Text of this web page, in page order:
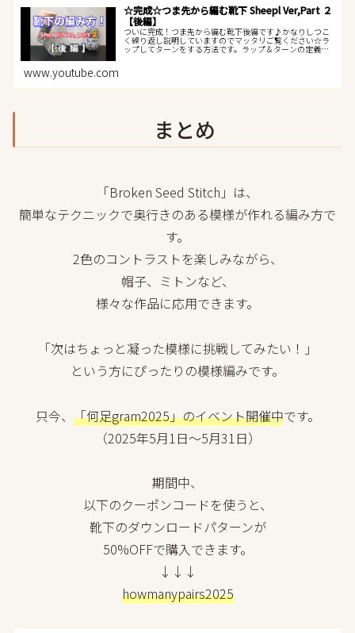
☆完成☆つま先から編む靴下 Sheepl Ver,Part ２
【後編】
ついに完成！つま先から編む靴下後編です♪かなりしつこ
く繰り返し説明していますのでマッタリご覧ください☆ラ
ップしてターンをする方法です。ラップ＆ターンの定義が
www.youtube.com
まとめ
「Broken Seed Stitch」は、
簡単なテクニックで奥行きのある模様が作れる編み方で
す。
2色のコントラストを楽しみながら、
帽子、ミトンなど、
様々な作品に応用できます。
「次はちょっと凝った模様に挑戦してみたい！」
という方にぴったりの模様編みです。
只今、 「何足gram2025」のイベント開催中です。
（2025年5月1日〜5月31日）
期間中、
以下のクーポンコードを使うと、
靴下のダウンロードパターンが
50%OFFで購入できます。
↓↓↓
howmanypairs2025